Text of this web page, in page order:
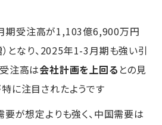
期受注高が1,103億6,900万円
となり、2025年1-3月期も強い引
注高は会社計画を上回る との見
に注目されたようです
が想定よりも強く、中国需要は